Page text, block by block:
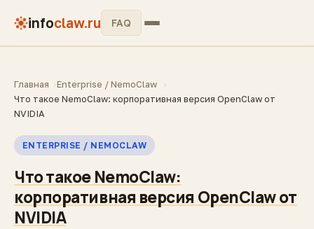
infoclaw.ru FAQ
Главная
Enterprise / NemoClaw
Что такое NemoClaw: корпоративная версия OpenClaw от
NVIDIA
ENTERPRISE / NEMOCLAW
Что такое NemoClaw:
корпоративная версия OpenClaw от
NVIDIA